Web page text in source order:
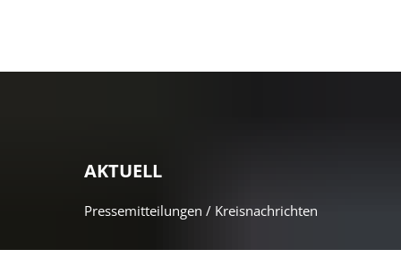
AKTUELL
Pressemitteilungen / Kreisnachrichten